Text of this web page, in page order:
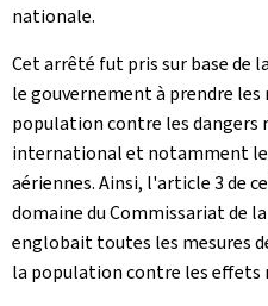
nationale.
Cet arrêté fut pris sur base de
le gouvernement à prendre
population contre les
international et notamment
aériennes. Ainsi, l'article 3 de
domaine du Commissariat de
englobait toutes les mesures
la population contre les effets